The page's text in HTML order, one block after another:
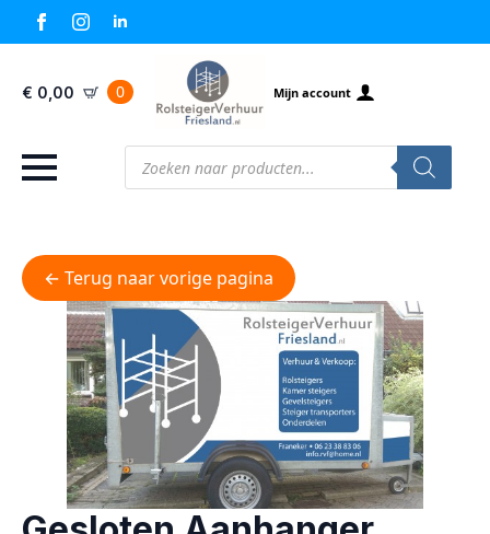
€ 0,00 0 Mijn account
Producten
zoeken
← Terug naar vorige pagina